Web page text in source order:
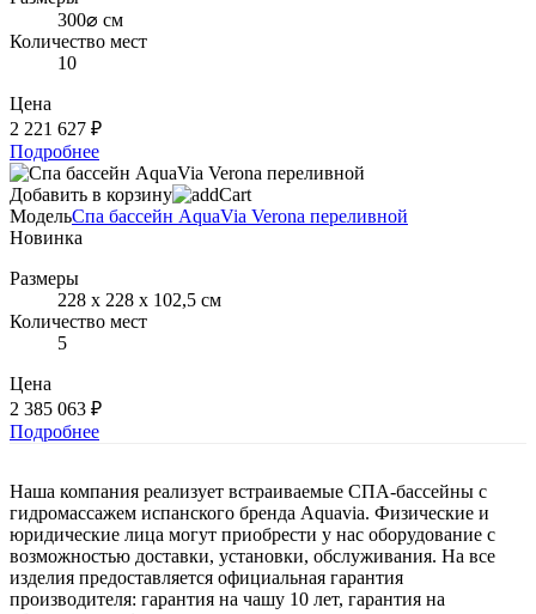
300⌀ см
Количество мест
10
Цена
2 221 627 ₽
Подробнее
Добавить в корзину
МодельСпа бассейн AquaVia Verona переливной
Новинка
Размеры
228 х 228 х 102,5 см
Количество мест
5
Цена
2 385 063 ₽
Подробнее
Наша компания реализует встраиваемые СПА-бассейны с
гидромассажем испанского бренда Aquavia. Физические и
юридические лица могут приобрести у нас оборудование с
возможностью доставки, установки, обслуживания. На все
изделия предоставляется официальная гарантия
производителя: гарантия на чашу 10 лет, гарантия на